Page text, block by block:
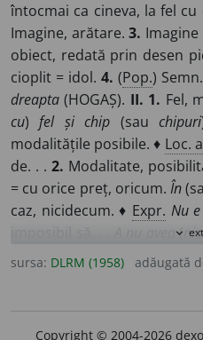
întocmai ca cineva, la fel
Imagine, arătare.3.
obiect, redată prin desen
cioplit = idol.4. (Pop.) Semn.
dreapta (HOGAȘ). II. 1. Fel,
cu)fel și chip (sauchipuri
modalitățile posibile. ♦ Loc.
de. . . 2. Modalitate,
= cu orice preț, oricum.În
caz, nicidecum. ♦ Expr. Nu
(
posibilitatea, a nu putea (să.
expand_more
sursa: DLRM (1958) adăugată
Copyright © 2004-2026